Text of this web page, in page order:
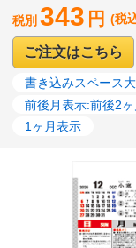
税別343 円 (税
ご注文はこちら
書き込みスペース大
前後月表示:前後2ヶ
1ヶ月表示